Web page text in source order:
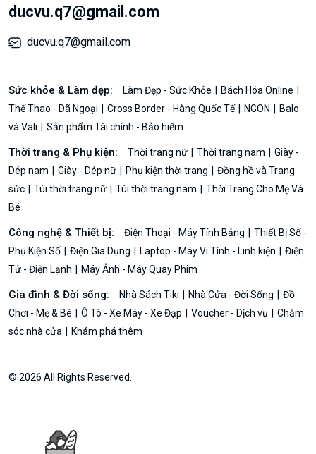
ducvu.q7@gmail.com
ducvu.q7@gmail.com
Sức khỏe & Làm đẹp: Làm Đẹp - Sức Khỏe
Bách Hóa Online
Thể Thao - Dã Ngoại
Cross Border - Hàng Quốc Tế NGON
Balo
và Vali
Sản phẩm Tài chính - Bảo hiểm
Thời trang & Phụ kiện: Thời trang nữ Thời trang nam
Giày -
Dép nam
Giày - Dép nữ Phụ kiện thời trang
Đồng hồ và Trang
sức
Túi thời trang nữ Túi thời trang nam
Thời Trang Cho Mẹ Và
Bé
Công nghệ & Thiết bị: Điện Thoại - Máy Tính Bảng
Thiết Bị Số -
Phụ Kiện Số
Điện Gia Dụng Laptop - Máy Vi Tính - Linh kiện
Điện
Tử - Điện Lạnh
Máy Ảnh - Máy Quay Phim
Gia đình & Đời sống: Nhà Sách Tiki Nhà Cửa - Đời Sống
Đồ
Chơi - Mẹ & Bé
Ô Tô - Xe Máy - Xe Đạp Voucher - Dịch vụ
Chăm
sóc nhà cửa
Khám phá thêm
© 2026 All Rights Reserved.